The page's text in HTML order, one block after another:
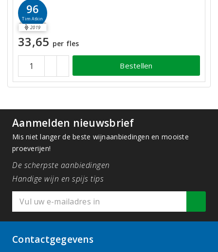
96
Tim Atkin
2019
33,65 per fles
Bestellen
Aanmelden nieuwsbrief
Mis niet langer de beste wijnaanbiedingen en mooiste
proeverijen!
De scherpste aanbiedingen
Handige wijn en spijs tips
Contactgegevens